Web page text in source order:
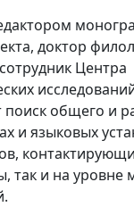
доктор
Центра
общего и
и языковых
так и на